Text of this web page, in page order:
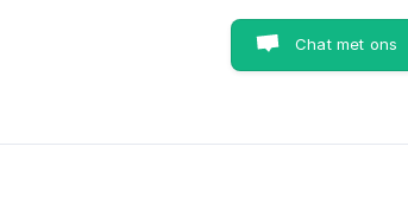
Chat met ons